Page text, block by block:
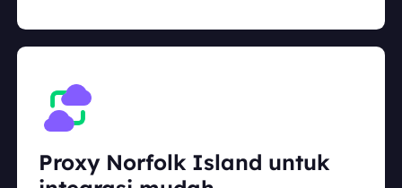
Proxy Norfolk Island untuk